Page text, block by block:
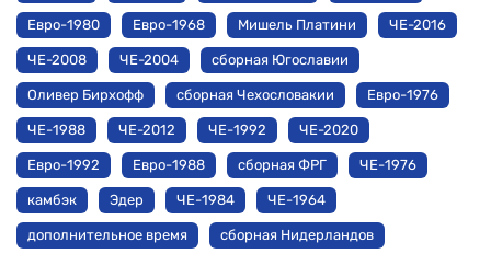
Евро-1980 Евро-1968 Мишель Платини ЧЕ-2016
ЧЕ-2008 ЧЕ-2004 сборная Югославии
Оливер Бирхофф сборная Чехословакии Евро-1976
ЧЕ-1988 ЧЕ-2012 ЧЕ-1992 ЧЕ-2020
Евро-1992 Евро-1988 сборная ФРГ ЧЕ-1976
камбэк Эдер ЧЕ-1984 ЧЕ-1964
дополнительное время сборная Нидерландов